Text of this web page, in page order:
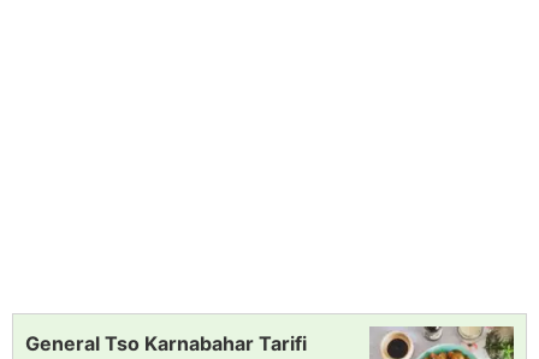
General Tso Karnabahar Tarifi